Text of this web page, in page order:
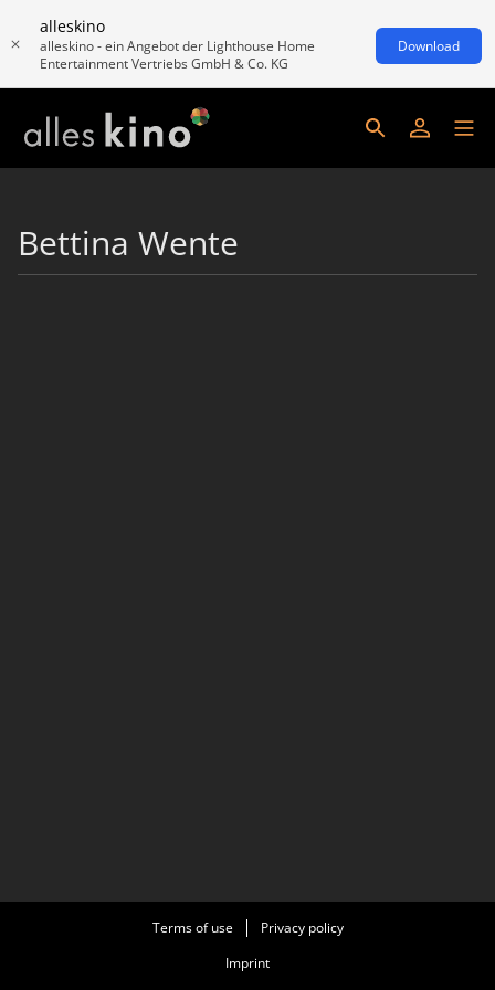
alleskino
alleskino - ein Angebot der Lighthouse Home
Entertainment Vertriebs GmbH & Co. KG
Download
Bettina Wente
Terms of use
Privacy policy
Imprint